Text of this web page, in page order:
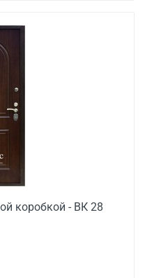
коробкой - ВК 28